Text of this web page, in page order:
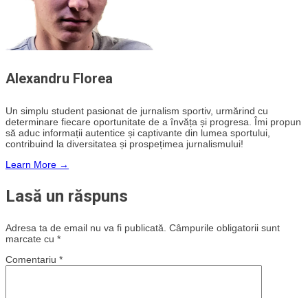
Alexandru Florea
Un simplu student pasionat de jurnalism sportiv, urmărind cu
determinare fiecare oportunitate de a învăța și progresa. Îmi propun
să aduc informații autentice și captivante din lumea sportului,
contribuind la diversitatea și prospețimea jurnalismului!
Learn More →
Lasă un răspuns
Adresa ta de email nu va fi publicată. Câmpurile obligatorii sunt
marcate cu *
Comentariu *